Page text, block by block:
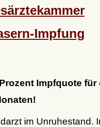
Impfung
Impfquote für
im Unruhestand.